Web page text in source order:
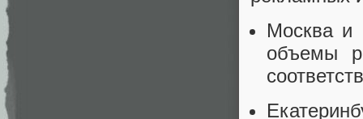
Москва и
объемы